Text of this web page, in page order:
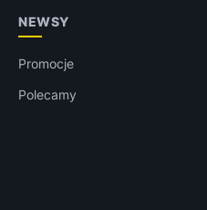
NEWSY
Promocje
Polecamy